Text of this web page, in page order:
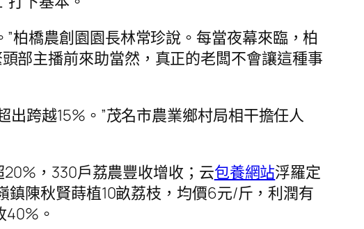
柏橋農創園園長林常珍說。每當夜幕來臨，柏
部主播前來助當然，真正的老闆不會讓這種事
跨越15%。”茂名市農業鄉村局相干擔任人
，330戶荔農豐收增收；云包養網站浮羅定
鎮陳秋賢蒔植10畝荔枝，均價6元/斤，利潤有
。